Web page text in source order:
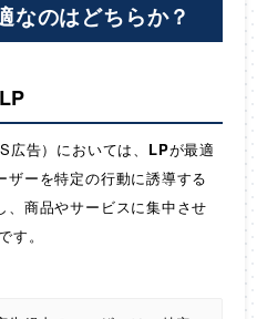
なのはどちらか？
広告）においては、 LPが最適
ーを特定の行動に誘導する
、商品やサービスに集中させ
す。